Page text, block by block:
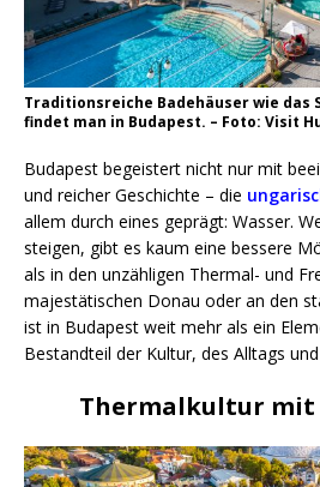
Traditionsreiche Badehäuser wie das
findet man in Budapest. – Foto: Visit
Budapest begeistert nicht nur mit
und reicher Geschichte – die
allem durch eines geprägt: Wasser.
steigen, gibt es kaum eine bessere
als in den unzähligen Thermal- und
majestätischen Donau oder an den
ist in Budapest weit mehr als ein
Bestandteil der Kultur, des Alltags
Thermalkultur mit